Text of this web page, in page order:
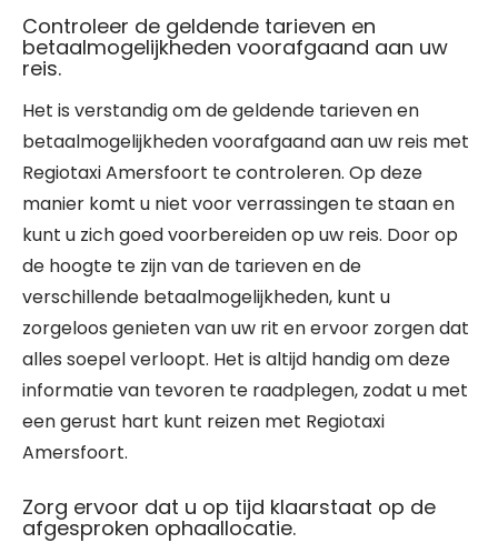
Controleer de geldende tarieven en
betaalmogelijkheden voorafgaand aan uw
reis.
Het is verstandig om de geldende tarieven en
betaalmogelijkheden voorafgaand aan uw reis met
Regiotaxi Amersfoort te controleren. Op deze
manier komt u niet voor verrassingen te staan en
kunt u zich goed voorbereiden op uw reis. Door op
de hoogte te zijn van de tarieven en de
verschillende betaalmogelijkheden, kunt u
zorgeloos genieten van uw rit en ervoor zorgen dat
alles soepel verloopt. Het is altijd handig om deze
informatie van tevoren te raadplegen, zodat u met
een gerust hart kunt reizen met Regiotaxi
Amersfoort.
Zorg ervoor dat u op tijd klaarstaat op de
afgesproken ophaallocatie.